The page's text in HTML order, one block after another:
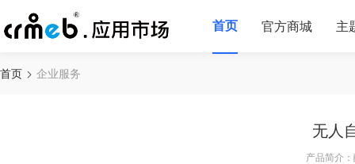
首页 官方商城 主
首页 企业服务
无人
产品简介